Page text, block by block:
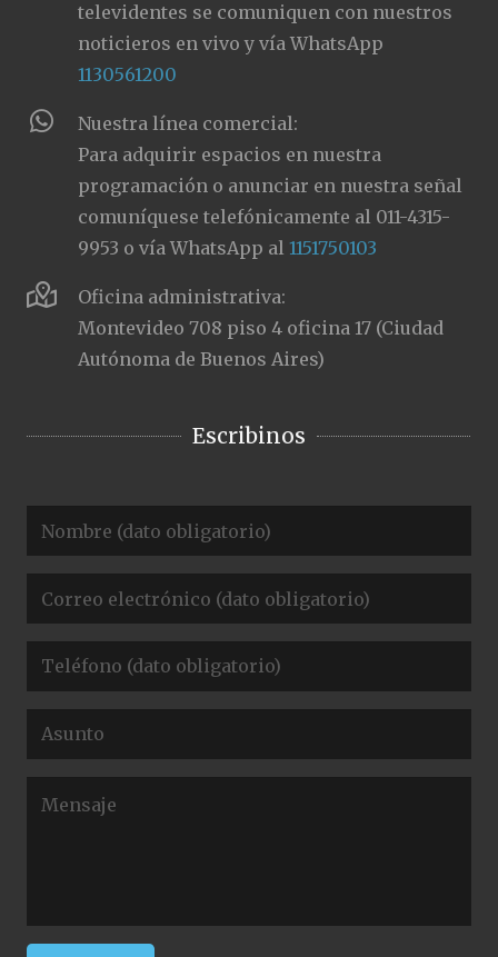
televidentes se comuniquen con nuestros
noticieros en vivo y vía WhatsApp
1130561200
Nuestra línea comercial:
Para adquirir espacios en nuestra
programación o anunciar en nuestra señal
comuníquese telefónicamente al 011-4315-
9953 o vía WhatsApp al1151750103
Oficina administrativa:
Montevideo 708 piso 4 oficina 17 (Ciudad
Autónoma de Buenos Aires)
Escribinos